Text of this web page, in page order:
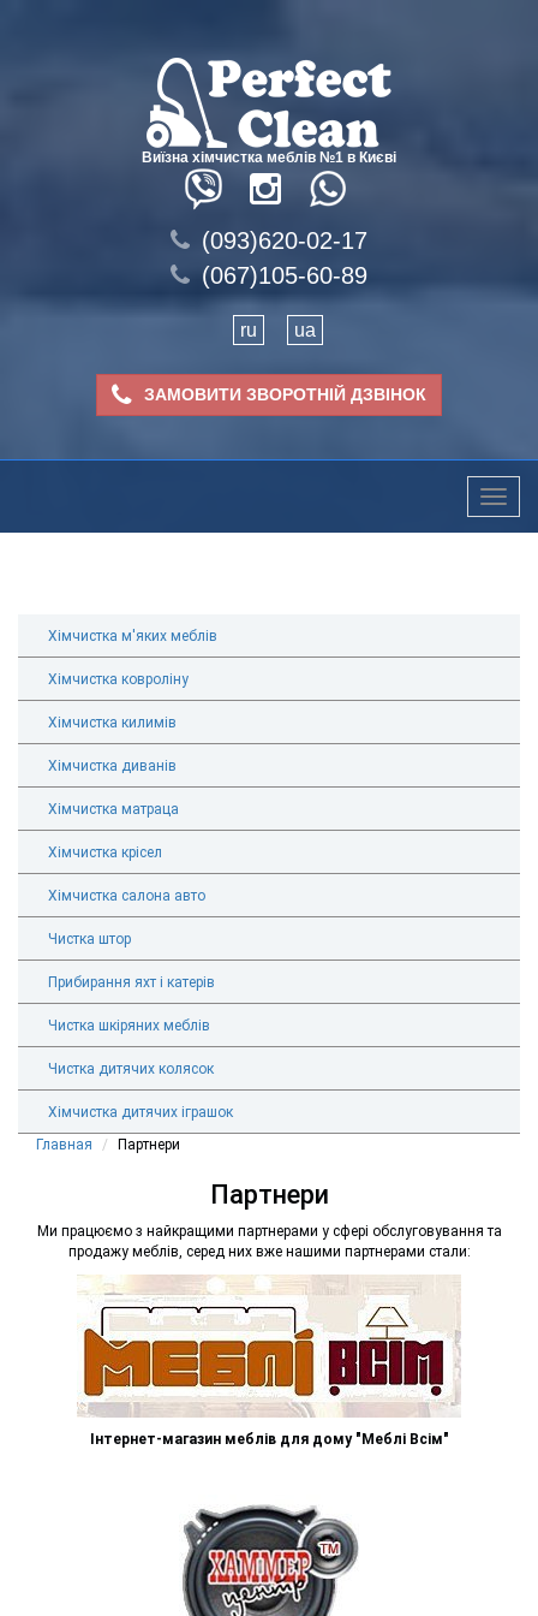
Виїзна хімчистка меблів №1 в Києві
(093)620-02-17
(067)105-60-89
ru ua
ЗАМОВИТИ ЗВОРОТНІЙ ДЗВІНОК
Toggle
Хімчистка м'яких меблів
Хімчистка ковроліну
Хімчистка килимів
Хімчистка диванів
Хімчистка матраца
Хімчистка крісел
Хімчистка салона авто
Чистка штор
Прибирання яхт і катерів
Чистка шкіряних меблів
Чистка дитячих колясок
Хімчистка дитячих іграшок
Главная
Партнери
Партнери
Ми працюємо з найкращими партнерами у сфері обслуговування та
продажу меблів, серед них вже нашими партнерами стали:
Інтернет-магазин меблів для дому "Меблі Всім"